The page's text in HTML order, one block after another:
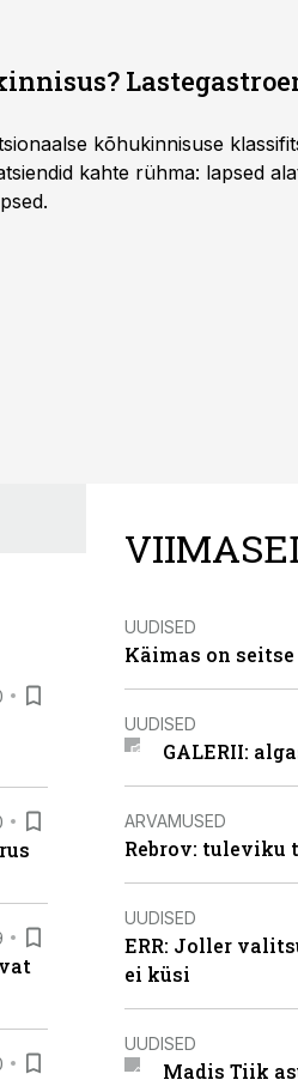
kõhukinnisuse
kahte rühma: lapsed
UUDISED
Käimas on
UUDISED
GALERII:
ARVAMUSED
Rebrov: tuleviku
UUDISED
ERR: Joller
ei küsi
UUDISED
Madis Tiik